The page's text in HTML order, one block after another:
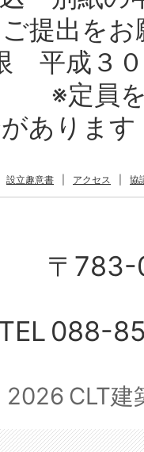
提出を
平成３
超えま
あります
設立趣意書 アクセス 協
〒
088-
2026 CLT建